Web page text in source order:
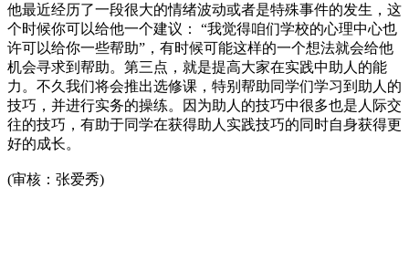
他最近经历了一段很大的情绪波动或者是特殊事件的发生，这
个时候你可以给他一个建议： “我觉得咱们学校的心理中心也
许可以给你一些帮助”，有时候可能这样的一个想法就会给他
机会寻求到帮助。第三点，就是提高大家在实践中助人的能
力。不久我们将会推出选修课，特别帮助同学们学习到助人的
技巧，并进行实务的操练。因为助人的技巧中很多也是人际交
往的技巧，有助于同学在获得助人实践技巧的同时自身获得更
好的成长。
(审核：张爱秀)